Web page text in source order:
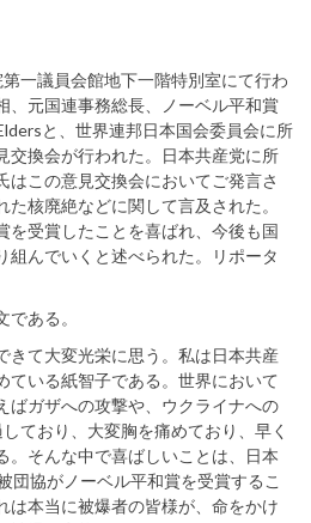
一議員会館地下一階特別室にて行わ
、元国連事務総長、ノーベル平和賞
と、世界連邦日本国会委員会に所
交換会が行われた。日本共産党に所
はこの意見交換会においてご発言さ
核廃絶などに関して言及された。
を受賞したことを喜ばれ、今後も国
組んでいくと述べられた。リポータ
ある。
きて大変光栄に思う。私は日本共産
ている紙智子である。世界において
ばガザへの攻撃や、ウクライナへの
ており、大変胸を痛めており、早く
。そんな中で喜ばしいことは、日本
団協がノーベル平和賞を受賞するこ
は本当に被爆者の皆様が、命をかけ